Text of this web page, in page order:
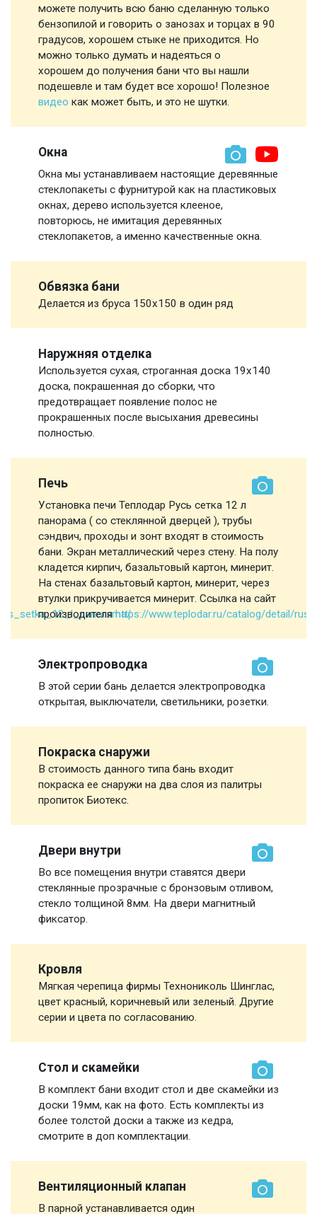
можете получить всю баню сделанную только
бензопилой и говорить о занозах и торцах в 90
градусов, хорошем стыке не приходится. Но
можно только думать и надеяться о
хорошем до получения бани что вы нашли
подешевле и там будет все хорошо! Полезное
видео как может быть, и это не шутки.
Окна
Окна мы устанавливаем настоящие деревянные
стеклопакеты с фурнитурой как на пластиковых
окнах, дерево используется клееное,
повторюсь, не имитация деревянных
стеклопакетов, а именно качественные окна.
Обвязка бани
Делается из бруса 150х150 в один ряд
Наружняя отделка
Используется сухая, строганная доска 19х140
доска, покрашенная до сборки, что
предотвращает появление полос не
прокрашенных после высыхания древесины
полностью.
Печь
Установка печи Теплодар Русь сетка 12 л
панорама ( со стеклянной дверцей ), трубы
сэндвич, проходы и зонт входят в стоимость
бани. Экран металлический через стену. На полу
кладется кирпич, базальтовый картон, минерит.
На стенах базальтовый картон, минерит, через
втулки прикручивается минерит. Ссылка на сайт
производителяhttps://www.teplodar.ru/catalog/detail/
Электропроводка
В этой серии бань делается электропроводка
открытая, выключатели, светильники, розетки.
Покраска снаружи
В стоимость данного типа бань входит
покраска ее снаружи на два слоя из палитры
пропиток Биотекс.
Двери внутри
Во все помещения внутри ставятся двери
стеклянные прозрачные с бронзовым отливом,
стекло толщиной 8мм. На двери магнитный
фиксатор.
Кровля
Мягкая черепица фирмы Технониколь Шинглас,
цвет красный, коричневый или зеленый. Другие
серии и цвета по согласованию.
Стол и скамейки
В комплект бани входит стол и две скамейки из
доски 19мм, как на фото. Есть комплекты из
более толстой доски а также из кедра,
смотрите в доп комплектации.
Вентиляционный клапан
В парной устанавливается один